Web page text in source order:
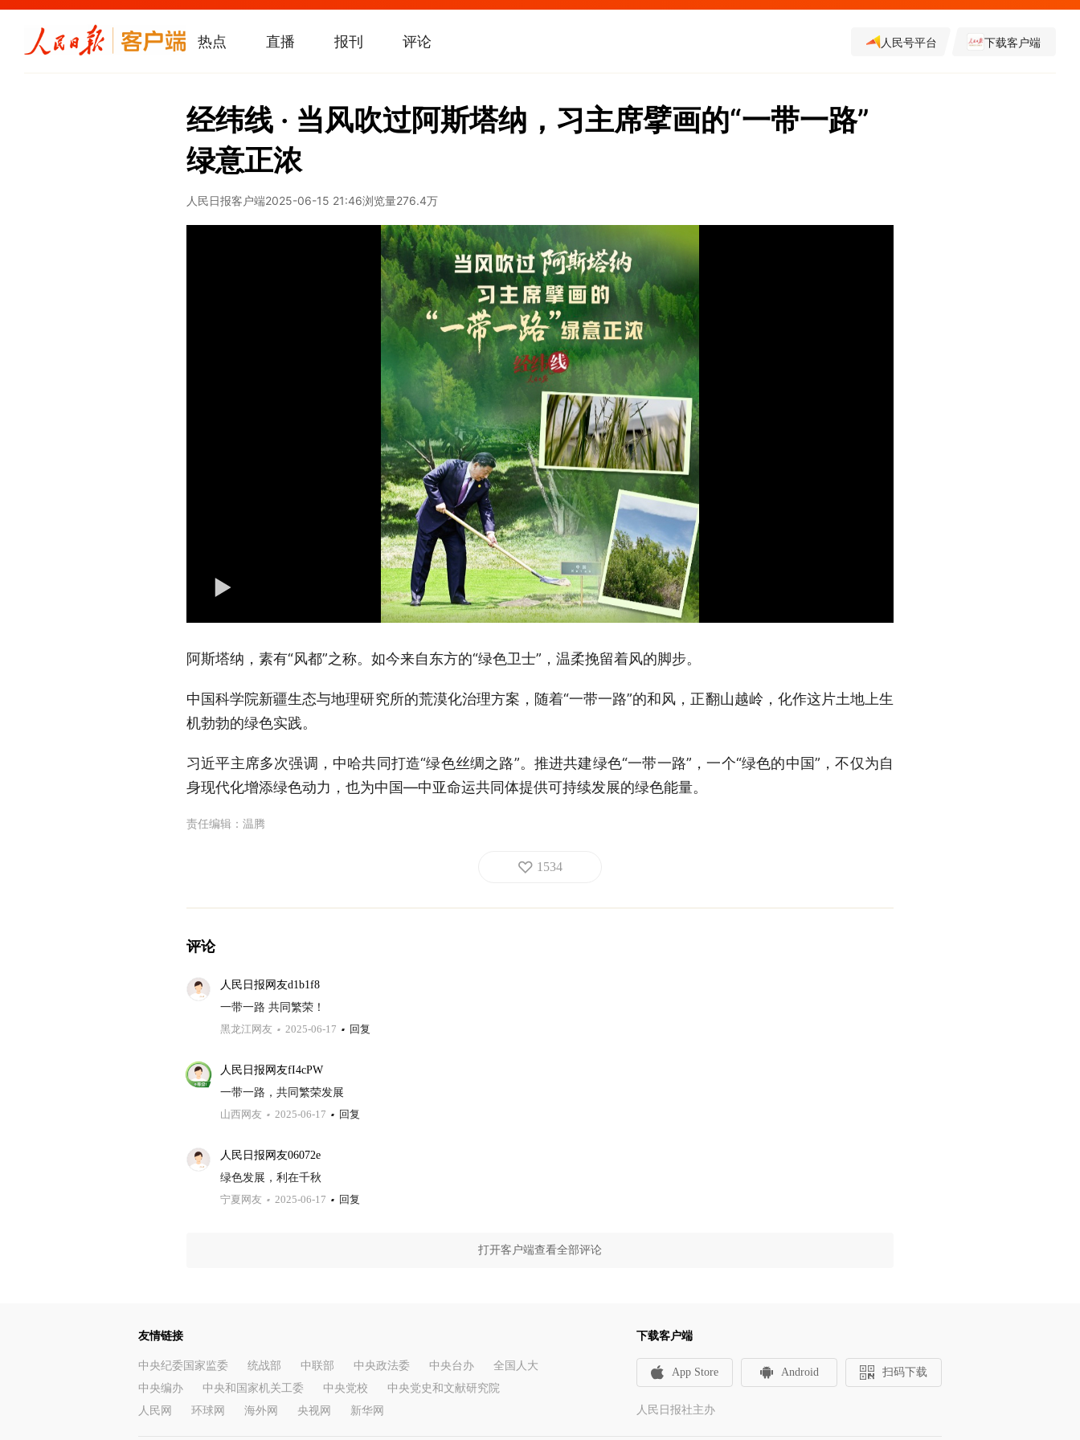
热点 直播 报刊 评论 人民号平台 下载客户端
经纬线 · 当风吹过阿斯塔纳，习主席擘画的“一带一路”
绿意正浓
人民日报客户端2025-06-15 21:46浏览量276.4万
阿斯塔纳，素有“风都”之称。如今来自东方的“绿色卫士”，温柔挽留着风的脚步。
中国科学院新疆生态与地理研究所的荒漠化治理方案，随着“一带一路”的和风，正翻山越岭，化作这片土地上生
机勃勃的绿色实践。
习近平主席多次强调，中哈共同打造“绿色丝绸之路”。推进共建绿色“一带一路”，一个“绿色的中国”，不仅为自
身现代化增添绿色动力，也为中国—中亚命运共同体提供可持续发展的绿色能量。
责任编辑： 温腾
1534
评论
人民日报网友d1b1f8
一带一路 共同繁荣！
黑龙江网友
2025-06-17 回复
人民日报网友fI4cPW
一带一路，共同繁荣发展
山西网友
2025-06-17 回复
人民日报网友06072e
绿色发展，利在千秋
宁夏网友
2025-06-17 回复
打开客户端查看全部评论
友情链接
中央纪委国家监委 统战部 中联部 中央政法委 中央台办
全国人大
中央编办
中央和国家机关工委 中央党校
中央党史和文献研究院
人民网
环球网 海外网 央视网 新华网
下载客户端
App Store Android 扫码下载
人民日报社主办